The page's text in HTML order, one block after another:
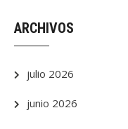
ARCHIVOS
julio 2026
junio 2026